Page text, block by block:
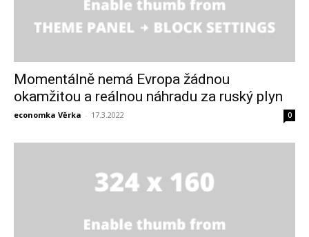
Momentálně nemá Evropa žádnou
okamžitou a reálnou náhradu za ruský plyn
economka Věrka - 17.3.2022 0